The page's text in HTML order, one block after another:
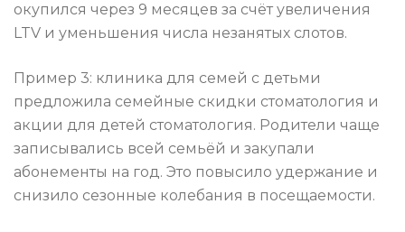
окупился через 9 месяцев за счёт увеличения
LTV и уменьшения числа незанятых слотов.
Пример 3: клиника для семей с детьми
предложила семейные скидки стоматология и
акции для детей стоматология. Родители чаще
записывались всей семьёй и закупали
абонементы на год. Это повысило удержание и
снизило сезонные колебания в посещаемости.